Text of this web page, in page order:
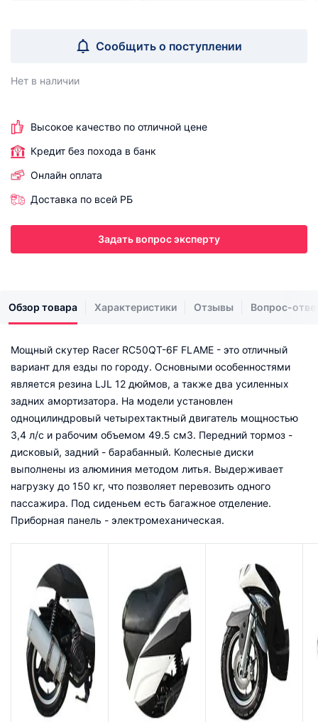
Сообщить о поступлении
Нет в наличии
Высокое качество по отличной цене
Кредит без похода в банк
Онлайн оплата
Доставка по всей РБ
Задать вопрос эксперту
Обзор товара Характеристики Отзывы Вопрос-
Мощный скутер Racer RC50QT-6F FLAME - это отличный
вариант для езды по городу. Основными особенностями
является резина LJL 12 дюймов, а также два усиленных
задних амортизатора. На модели установлен
одноцилиндровый четырехтактный двигатель мощностью
3,4 л/с и рабочим объемом 49.5 см3. Передний тормоз -
дисковый, задний - барабанный. Колесные диски
выполнены из алюминия методом литья. Выдерживает
нагрузку до 150 кг, что позволяет перевозить одного
пассажира. Под сиденьем есть багажное отделение.
Приборная панель - электромеханическая.